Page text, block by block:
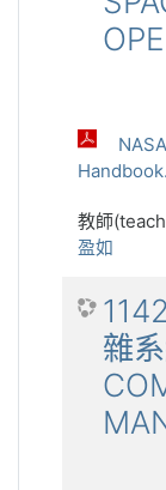
教師
盈如
雜